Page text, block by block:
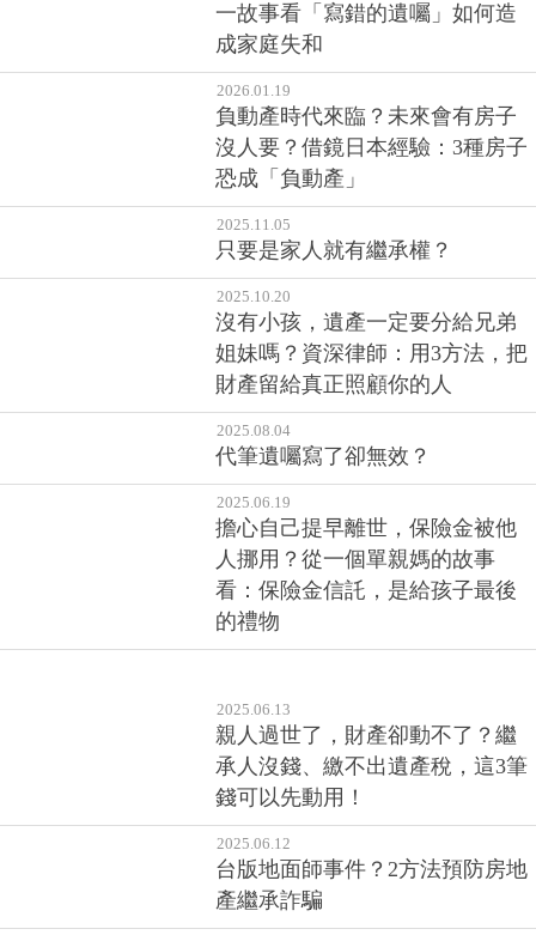
一故事看「寫錯的遺囑」如何造
成家庭失和
2026.01.19
負動產時代來臨？未來會有房子
沒人要？借鏡日本經驗：3種房子
恐成「負動產」
2025.11.05
只要是家人就有繼承權？
2025.10.20
沒有小孩，遺產一定要分給兄弟
姐妹嗎？資深律師：用3方法，把
財產留給真正照顧你的人
2025.08.04
代筆遺囑寫了卻無效？
2025.06.19
擔心自己提早離世，保險金被他
人挪用？從一個單親媽的故事
看：保險金信託，是給孩子最後
的禮物
2025.06.13
親人過世了，財產卻動不了？繼
承人沒錢、繳不出遺產稅，這3筆
錢可以先動用！
2025.06.12
台版地面師事件？2方法預防房地
產繼承詐騙